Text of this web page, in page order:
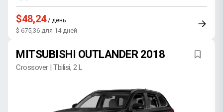
$48,24/ день
$ 675,36 для 14 дней
MITSUBISHI OUTLANDER 2018
Crossover | Tbilisi, 2 L